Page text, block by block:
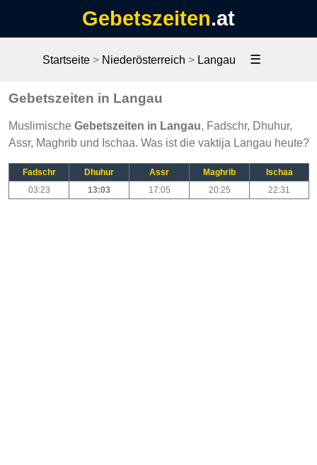
Gebetszeiten.at
Startseite> Niederösterreich > Langau ☰
Gebetszeiten in Langau
Muslimische Gebetszeiten in Langau, Fadschr, Dhuhur,
Assr, Maghrib und Ischaa. Was ist die vaktija Langau heute?
Fadschr Dhuhur Assr Maghrib
Ischaa
03:23
13:03 17:05 20:25 22:31